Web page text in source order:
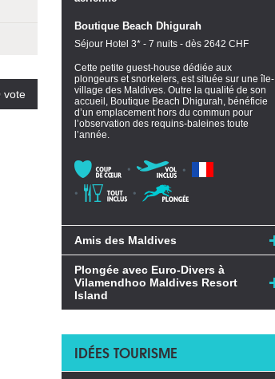
vote
Boutique Beach Dhigurah
Séjour Hotel 3* - 7 nuits - dès 2642 CHF
Cette petite guest-house dédiée aux
plongeurs et snorkelers, est située sur une île-
village des Maldives. Outre la qualité de son
accueil, Boutique Beach Dhigurah, bénéficie
d’un emplacement hors du commun pour
l’observation des requins-baleines toute
l’année.
Amis des Maldives
Plongée avec Euro-Divers à
Vilamendhoo Maldives Resort
Island
IDÉES TOURISME